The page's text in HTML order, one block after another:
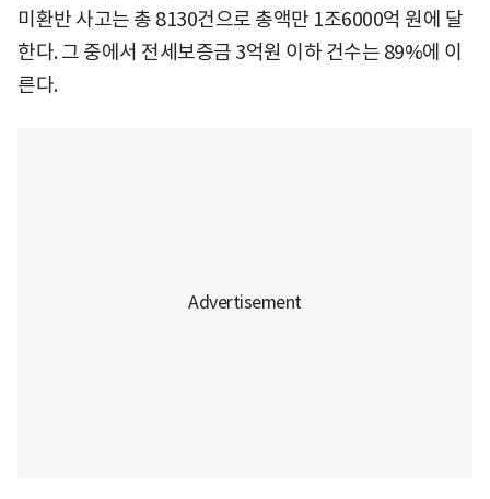
미환반 사고는 총 8130건으로 총액만 1조6000억 원에 달
한다. 그 중에서 전세보증금 3억원 이하 건수는 89%에 이
른다.